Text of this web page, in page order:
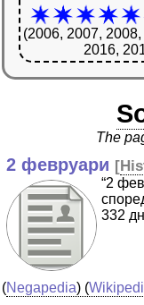
(2006, 2007,
2016,
The
2 февруари [
“2
332
(Negapedia) (